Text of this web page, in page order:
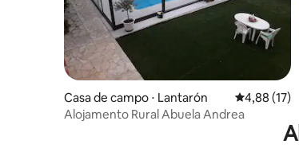
Casa de campo ⋅ Lantarón 4,88 de
4,88 (17)
Alojamento Rural Abuela Andrea